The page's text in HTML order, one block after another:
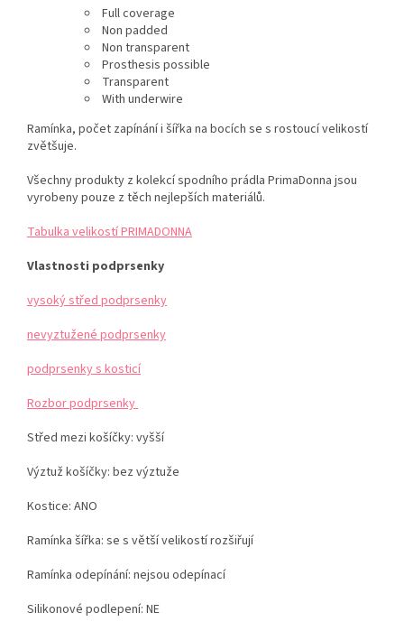
Full coverage
Non padded
Non transparent
Prosthesis possible
Transparent
With underwire
Ramínka, počet zapínání i šířka na bocích se s rostoucí velikostí
zvětšuje.
Všechny produkty z kolekcí spodního prádla PrimaDonna jsou
vyrobeny pouze z těch nejlepších materiálů.
Tabulka velikostí PRIMADONNA
Vlastnosti podprsenky
vysoký střed podprsenky
nevyztužené podprsenky
podprsenky s kosticí
Rozbor podprsenky
Střed mezi košíčky: vyšší
Výztuž košíčky: bez výztuže
Kostice: ANO
Ramínka šířka: se s větší velikostí rozšiřují
Ramínka odepínání: nejsou odepínací
Silikonové podlepení: NE